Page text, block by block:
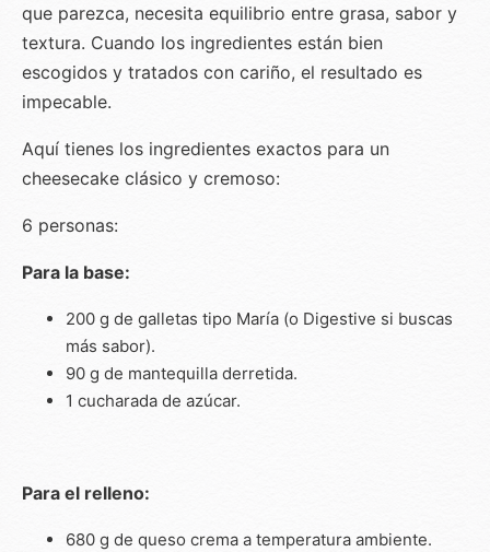
que parezca, necesita equilibrio entre grasa, sabor y
textura. Cuando los ingredientes están bien
escogidos y tratados con cariño, el resultado es
impecable.
Aquí tienes los ingredientes exactos para un
cheesecake clásico y cremoso:
6 personas:
Para la base:
200 g de galletas tipo María (o Digestive si buscas
más sabor).
90 g de mantequilla derretida.
1 cucharada de azúcar.
Para el relleno:
680 g de queso crema a temperatura ambiente.